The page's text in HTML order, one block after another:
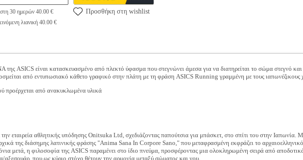
30 ημερών 40.00 €
λιανική 40.00 €
Προσθήκη στη wishlist
ASICS είναι κατασκευασμένο από πλεκτό ύφασμα που στεγνώνει άμεσα για να διατηρείται το σώμα στεγνό και
από εντυπωσιακό κάθετο γραφικό στην πλάτη με τη φράση ASICS Running γραμμένη με τους ιαπωνέζικους
προέρχεται από ανακυκλωμένα υλικά
εταιρεία αθλητικής υπόδησης Onitsuka Ltd, σχεδιάζοντας παπούτσια για μπάσκετ, στο σπίτι του στην Ιαπωνία.
της διάσημης λατινικής φράσης "Anima Sana In Corpore Sano," που μεταφρασμένη εκφράζει το αρχαιοελληνικό
μετά, η φιλοσοφία της ASICS παραμένει στο ίδιο πνεύμα, προσφέροντας μια ολοκληρωμένη σειρά από
αξεσουάρ, που ως κύριο στόχο θέτουν την αρμονία μεταξύ σώματος και νου.